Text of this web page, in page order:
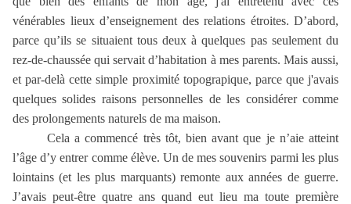
vénérables lieux d’enseignement des relations étroites. D’abord,
parce qu’ils se situaient tous deux à quelques pas seulement du
rez-de-chaussée qui servait d’habitation à mes parents. Mais aussi,
et par-delà cette simple proximité topograpique, parce que j'avais
quelques solides raisons personnelles de les considérer comme
des prolongements naturels de ma maison.
Cela a commencé très tôt, bien avant que je n’aie atteint
l’âge d’y entrer comme élève. Un de mes souvenirs parmi les plus
lointains (et les plus marquants) remonte aux années de guerre.
J’avais peut-être quatre ans quand eut lieu ma toute première